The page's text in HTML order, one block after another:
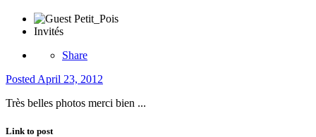
Invités
Share
PostedApril 23, 2012
Très belles photos merci bien ...
Link to post